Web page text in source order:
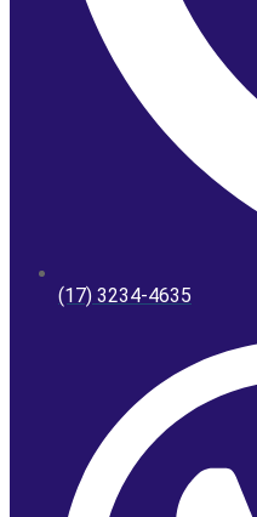
(17) 3234-4635